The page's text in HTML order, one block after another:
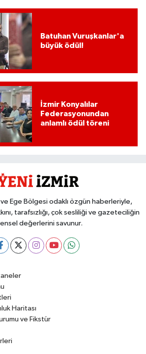
Batuhan Vuruşkanlar'a
büyük ödül!
İzmir Konyalılar
Federasyonundan
anlamlı ödül töreni
Ege Bölgesi odaklı özgün haberleriyle,
tarafsızlığı, çok sesliliği ve gazeteciliğin
değerlerini savunur.
Haritası
ve Fikstür